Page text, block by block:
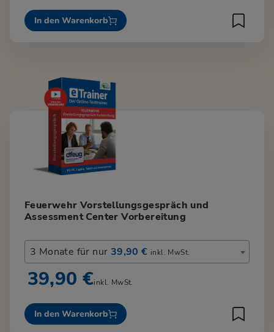
In den Warenkorb
Feuerwehr Vorstellungsgespräch und
Assessment Center Vorbereitung
3 Monate für nur 39,90 € inkl. MwSt.
39,90 €inkl. MwSt.
In den Warenkorb